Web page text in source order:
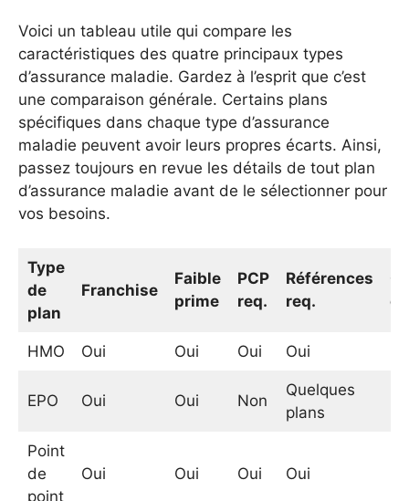
Voici un tableau utile qui compare les
caractéristiques des quatre principaux types
d’assurance maladie. Gardez à l’esprit que c’est
une comparaison générale. Certains plans
spécifiques dans chaque type d’assurance
maladie peuvent avoir leurs propres écarts. Ainsi,
passez toujours en revue les détails de tout plan
d’assurance maladie avant de le sélectionner pour
vos besoins.
Type
de
plan
Franchise
Faible
prime
PCP
req.
Références
req.
HMO Oui Oui Oui Oui
EPO Oui Oui Non
Quelques
plans
Point
de
point
Oui Oui Oui Oui